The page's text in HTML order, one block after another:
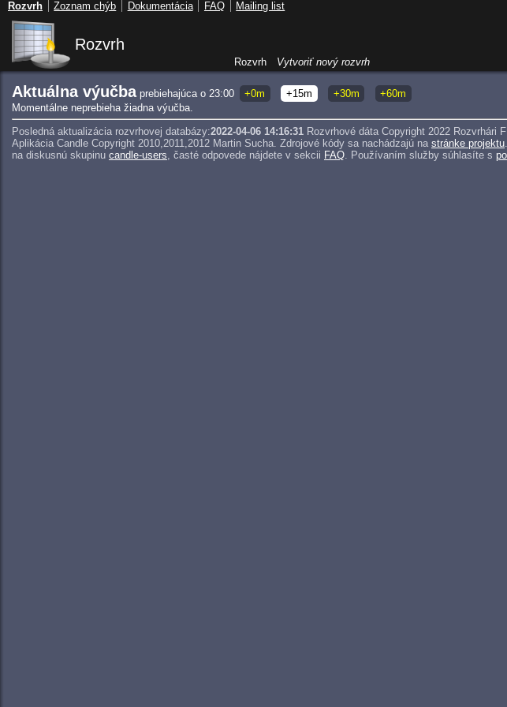
Rozvrh
Aktuálna výučbaprebiehajúca o 23:00 +0m +15m +30m
+60m
Momentálne neprebieha žiadna výučba.
Posledná aktualizácia rozvrhovej databázy:2022-04-06 14:16:31 Rozvrhové dáta Copyright 2022 Rozvrhári
Aplikácia Candle Copyright 2010,2011,2012 Martin Sucha. Zdrojové kódy sa nachádzajú na stránke projektu
na diskusnú skupinu candle-users, časté odpovede nájdete v sekcii FAQ. Používaním služby súhlasíte s
Rozvrh Vytvoriť nový rozvrh
Rozvrh Zoznam chýb Dokumentácia FAQ Mailing list